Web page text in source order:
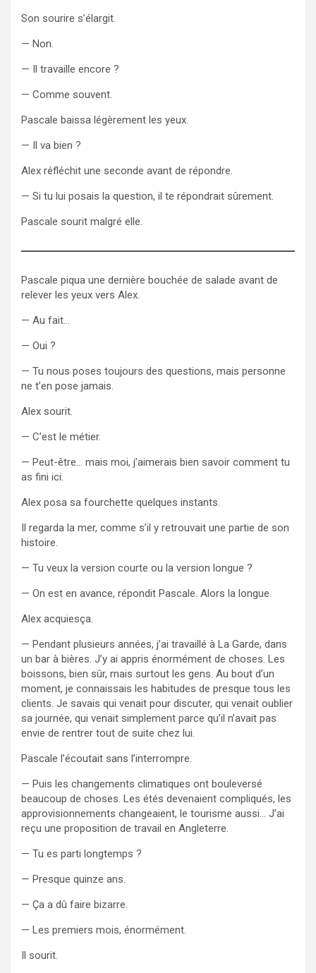
Son sourire s’élargit.
— Non.
— Il travaille encore ?
— Comme souvent.
Pascale baissa légèrement les yeux.
— Il va bien ?
Alex réfléchit une seconde avant de répondre.
— Si tu lui posais la question, il te répondrait sûrement.
Pascale sourit malgré elle.
Pascale piqua une dernière bouchée de salade avant de
relever les yeux vers Alex.
— Au fait…
— Oui ?
— Tu nous poses toujours des questions, mais personne
ne t’en pose jamais.
Alex sourit.
— C’est le métier.
— Peut-être… mais moi, j’aimerais bien savoir comment tu
as fini ici.
Alex posa sa fourchette quelques instants.
Il regarda la mer, comme s’il y retrouvait une partie de son
histoire.
— Tu veux la version courte ou la version longue ?
— On est en avance, répondit Pascale. Alors la longue.
Alex acquiesça.
— Pendant plusieurs années, j’ai travaillé à La Garde, dans
un bar à bières. J’y ai appris énormément de choses. Les
boissons, bien sûr, mais surtout les gens. Au bout d’un
moment, je connaissais les habitudes de presque tous les
clients. Je savais qui venait pour discuter, qui venait oublier
sa journée, qui venait simplement parce qu’il n’avait pas
envie de rentrer tout de suite chez lui.
Pascale l’écoutait sans l’interrompre.
— Puis les changements climatiques ont bouleversé
beaucoup de choses. Les étés devenaient compliqués, les
approvisionnements changeaient, le tourisme aussi… J’ai
reçu une proposition de travail en Angleterre.
— Tu es parti longtemps ?
— Presque quinze ans.
— Ça a dû faire bizarre.
— Les premiers mois, énormément.
Il sourit.